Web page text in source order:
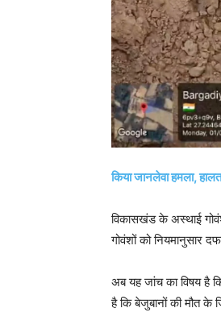
किया जानलेवा हमला,
विकासखंड के अस्थाई
गोवंशों को नियमानुसार
अब यह जांच का विषय है
है कि बेजुबानों की मौत के